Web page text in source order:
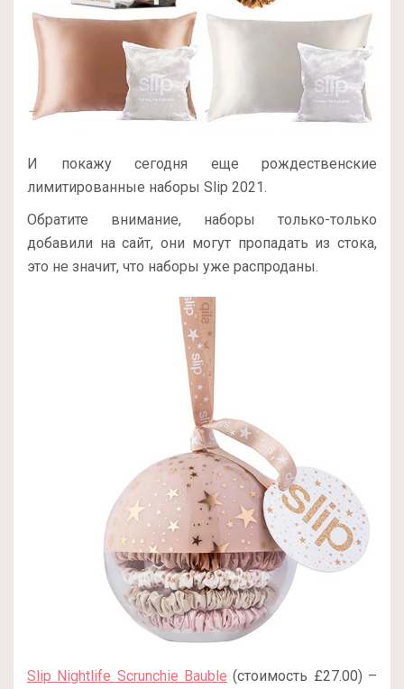
И покажу сегодня еще рождественские
лимитированные наборы Slip 2021.
Обратите внимание, наборы только-только
добавили на сайт, они могут пропадать из стока,
это не значит, что наборы уже распроданы.
Slip Nightlife Scrunchie Bauble (стоимость £27.00) –